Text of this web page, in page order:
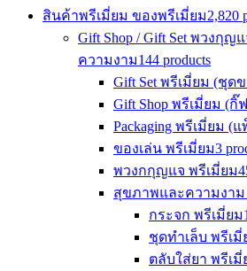
สินค้าพรีเมี่ยม ของพรีเมี่ยม2,820
Gift Shop / Gift Set พวงกุ
ความงาม144 products
Gift Set พรีเมี่ยม (ชุด
Gift Shop พรีเมี่ยม (กิ๊
Packaging พรีเมี่ยม (
ของเล่น พรีเมี่ยม3
พวงกกุญแจ พรีเมี่ยม
สุขภาพและความงาม
กระจก พรีเมี่ยม
ชุดทำเล็บ พรีเมี่
ตลับใส่ยา พรีเมี่